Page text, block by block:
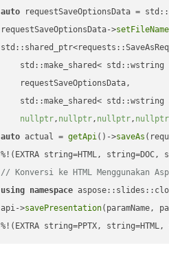
auto requestSaveOptionsData =
requestSaveOptionsData->setFileName
std::make_shared< std::wstring
    requestSaveOptionsData,
std::make_shared< std::wstring
nullptr, nullptr, nullptr, nullptr
auto actual = getApi()->saveAs
// Konversi ke HTML Menggunakan
using namespace
api->savePresentation(paramName,
%!(EXTRA string=PPTX, string=HTML,